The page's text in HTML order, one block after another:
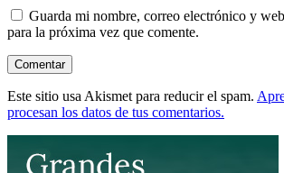
Guarda mi nombre, correo electrónico y
para la próxima vez que comente.
Este sitio usa Akismet para reducir el spam.
procesan los datos de tus comentarios.